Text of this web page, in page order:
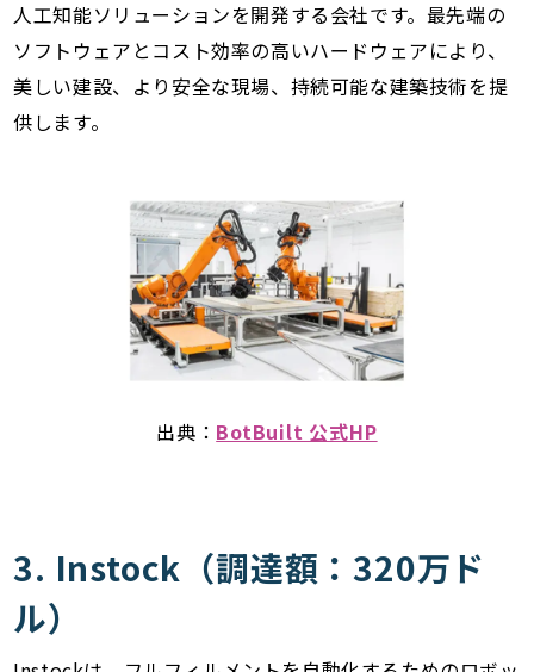
人工知能ソリューションを開発する会社です。最先端の
ソフトウェアとコスト効率の高いハードウェアにより、
美しい建設、より安全な現場、持続可能な建築技術を提
供します。
出典： BotBuilt 公式HP
3. Instock（調達額：320万ド
ル）